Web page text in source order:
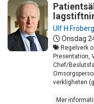
Ulf H Fröberg
Onsdag
Regelverk
Presentation,
Chef/
verkligheten
Mer